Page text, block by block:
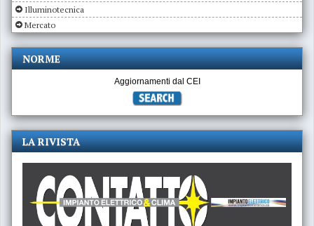
Illuminotecnica
Mercato
NORME
Aggiornamenti dal CEI
LA RIVISTA